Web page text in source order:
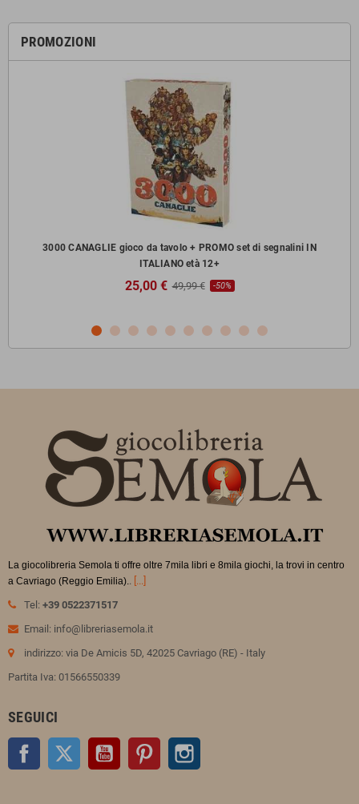
PROMOZIONI
3000 CANAGLIE gioco da tavolo + PROMO set di segnalini IN
ITALIANO età 12+
25,00 € 49,99 € -50%
La giocolibreria Semola ti offre oltre 7mila libri e 8mila giochi, la trovi in centro
a Cavriago (Reggio Emilia).. [...]
Tel: +39 0522371517
Email: info@libreriasemola.it
indirizzo: via De Amicis 5D, 42025 Cavriago (RE) - Italy
Partita Iva: 01566550339
SEGUICI
Facebook Twitter YouTube Pinterest